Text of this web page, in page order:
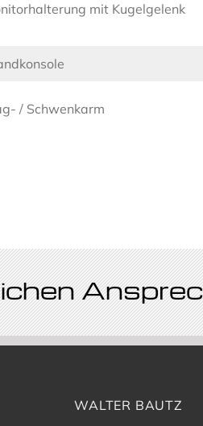
mit Kugelgelenk
/ Schwenkarm
WALTER BAUTZ